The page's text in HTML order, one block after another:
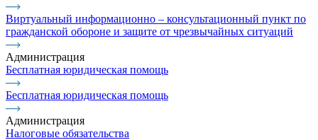
Виртуальный информационно – консультационный пункт по
гражданской обороне и защите от чрезвычайных ситуаций
Администрация
Бесплатная юридическая помощь
Бесплатная юридическая помощь
Администрация
Налоговые обязательства